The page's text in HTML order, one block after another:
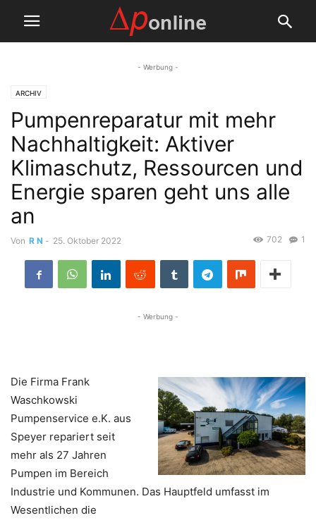
- Werbung -
ARCHIV
Pumpenreparatur mit mehr
Nachhaltigkeit: Aktiver
Klimaschutz, Ressourcen und
Energie sparen geht uns alle
an
Von R N - 25. Oktober 2022 1
702
- Werbung -
Die Firma Frank
Waschkowski
Pumpenservice e.K. aus
Speyer repariert seit
mehr als 27 Jahren
Pumpen im Bereich
Industrie und Kommunen. Das Hauptfeld umfasst im
Wesentlichen die